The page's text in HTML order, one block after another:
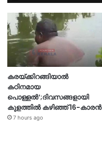
കരയ്ക്കിറങ്ങിയാൽ
കഠിനമായ
പൊള്ളൽ’;ദിവസങ്ങളായി
കുളത്തിൽ കഴിഞ്ഞ് 16-കാരൻ
7 hours ago